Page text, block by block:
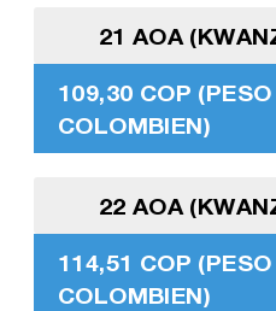
21 AOA
109,30 COP (PESO
COLOMBIEN)
22 AOA
114,51 COP (PESO
COLOMBIEN)